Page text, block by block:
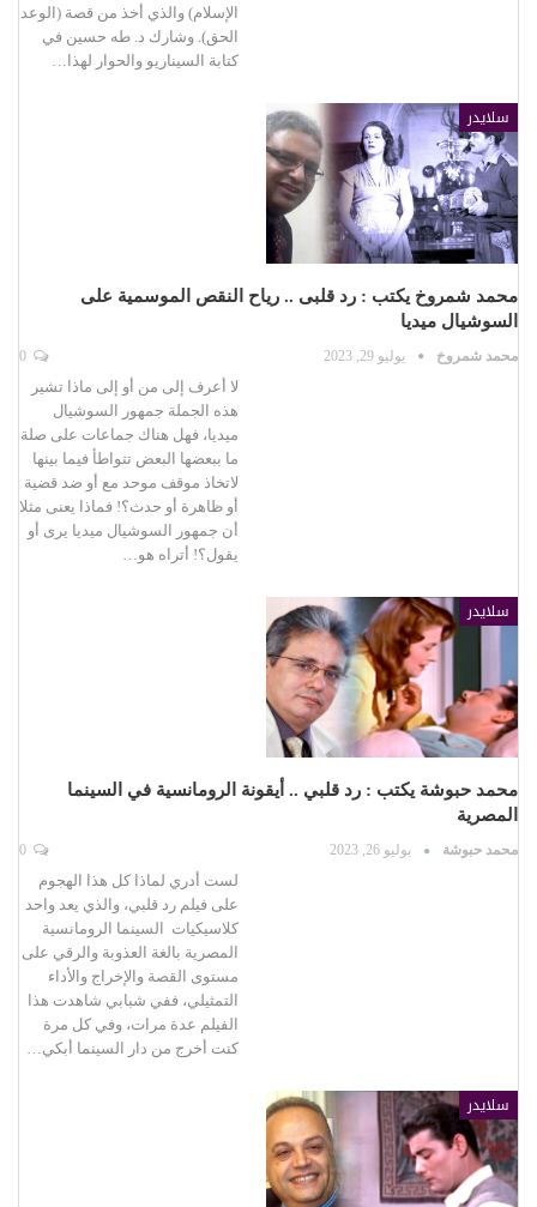
الإسلام) والذي أخذ من قصة (الوعد
الحق). وشارك د. طه حسين في
كتابة السيناريو والحوار لهذا…
سلايدر
محمد شمروخ يكتب : رد قلبى .. رياح النقص الموسمية على
السوشيال ميديا
محمد شمروخ يوليو 29, 2023
لا أعرف إلى من أو إلى ماذا تشير
هذه الجملة جمهور السوشيال
ميديا، فهل هناك جماعات على صلة
ما ببعضها البعض تتواطأ فيما بينها
لاتخاذ موقف موحد مع أو ضد قضية
أو ظاهرة أو حدث؟! فماذا يعنى مثلا
أن جمهور السوشيال ميديا يرى أو
يقول؟! أتراه هو…
سلايدر
محمد حبوشة يكتب : رد قلبي .. أيقونة الرومانسية في السينما
المصرية
محمد حبوشة يوليو 26, 2023
لست أدري لماذا كل هذا الهجوم
على فيلم رد قلبي، والذي يعد واحد
كلاسيكيات السينما الرومانسية
المصرية بالغة العذوبة والرقي على
مستوى القصة والإخراج والأداء
التمثيلي، ففي شبابي شاهدت هذا
الفيلم عدة مرات، وفي كل مرة
كنت أخرج من دار السينما أبكي…
سلايدر